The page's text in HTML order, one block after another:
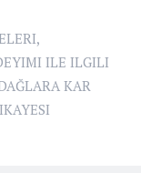
,
ILE ILGILI
KAR